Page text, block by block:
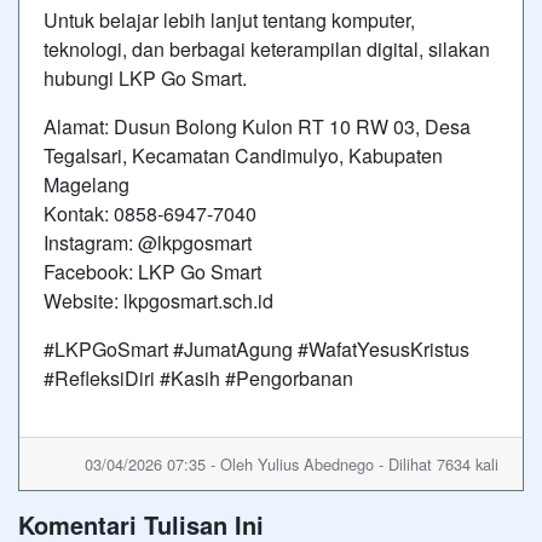
Untuk belajar lebih lanjut tentang komputer,
teknologi, dan berbagai keterampilan digital, silakan
hubungi LKP Go Smart.
Alamat: Dusun Bolong Kulon RT 10 RW 03, Desa
Tegalsari, Kecamatan Candimulyo, Kabupaten
Magelang
Kontak: 0858-6947-7040
Instagram: @lkpgosmart
Facebook: LKP Go Smart
Website: lkpgosmart.sch.id
#LKPGoSmart #JumatAgung #WafatYesusKristus
#RefleksiDiri #Kasih #Pengorbanan
03/04/2026 07:35 - Oleh Yulius Abednego - Dilihat 7634 kali
Komentari Tulisan Ini